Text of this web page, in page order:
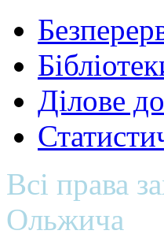
Ділове
Всі права
Ольжича